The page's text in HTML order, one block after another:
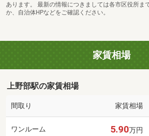
あります。 最新の情報につきましては各市区役所ま
か、自治体HPなどをご確認ください。
家賃相場
上野部駅の家賃相場
間取り 家賃相場
ワンルーム 5.90万円